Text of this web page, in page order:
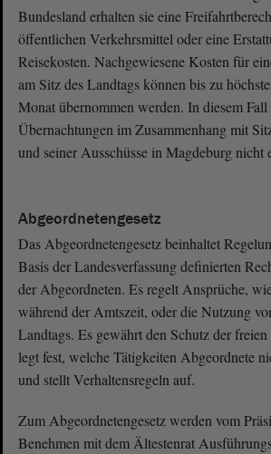
Bundesland erhalten sie eine
öffentlichen Verkehrsmittel oder eine
Reisekosten. Nachgewiesene Kosten für
am Sitz des Landtags können bis zu
Monat übernommen werden. In diesem
Übernachtungen im Zusammenhang mit
und seiner Ausschüsse in Magdeburg nicht
Abgeordnetengesetz
Das Abgeordnetengesetz beinhaltet
Basis der Landesverfassung definierten
der Abgeordneten. Es regelt Ansprüche,
während der Amtszeit, oder die Nutzung
Landtags. Es gewährt den Schutz der
legt fest, welche Tätigkeiten Abgeordnete
und stellt Verhaltensregeln auf.
Zum Abgeordnetengesetz werden vom
Benehmen mit dem Ältestenrat